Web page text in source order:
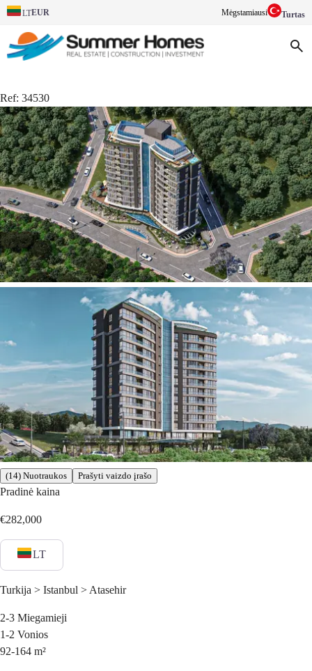
LTEUR Mėgstamiausi Turtas
Ref: 34530
(14) Nuotraukos Prašyti vaizdo įrašo
Pradinė kaina
€282,000
LT
Turkija > Istanbul > Atasehir
2-3 Miegamieji
1-2 Vonios
92-164 m²